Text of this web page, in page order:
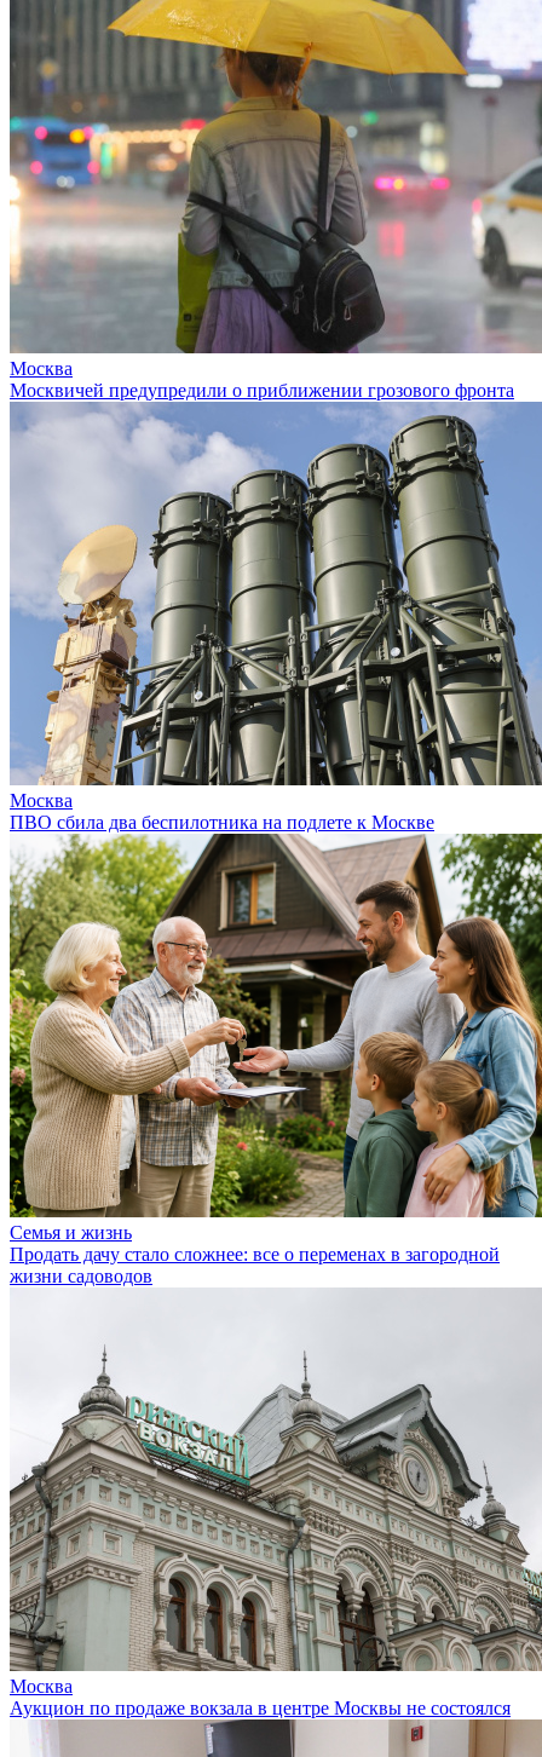
Москва
Москвичей предупредили о приближении грозового фронта
Москва
ПВО сбила два беспилотника на подлете к Москве
Семья и жизнь
Продать дачу стало сложнее: все о переменах в загородной
жизни садоводов
Москва
Аукцион по продаже вокзала в центре Москвы не состоялся